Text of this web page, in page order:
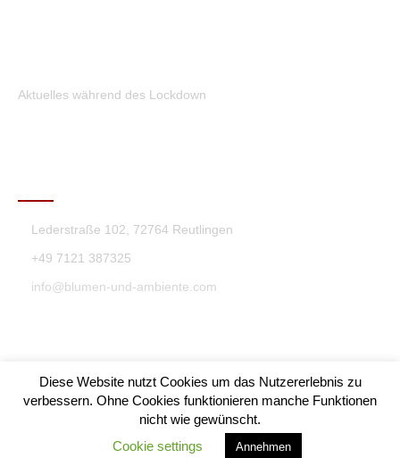
Aktuelles während des Lockdown
Lederstraße 102, 72764 Reutlingen
+49 7121 387325
info@blumen-und-ambiente.com
Blumen & Ambiente Theme By SKT Themes
Diese Website nutzt Cookies um das Nutzererlebnis zu
verbessern. Ohne Cookies funktionieren manche Funktionen
nicht wie gewünscht.
Cookie settings
Annehmen